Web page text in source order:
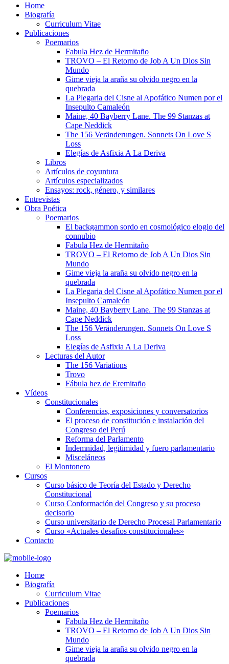
Home
Biografía
Curriculum Vitae​
Publicaciones
Poemarios
Fabula Hez de Hermitaño
TROVO – El Retorno de Job A Un Dios Sin
Mundo
Gime vieja la araña su olvido negro en la
quebrada
La Plegaria del Cisne al Apofático Numen por el
Insepulto Camaleón
Maine, 40 Bayberry Lane. The 99 Stanzas at
Cape Neddick
The 156 Veränderungen. Sonnets On Love S
Loss
Elegías de Asfixia A La Deriva
Libros
Artículos de coyuntura
Artículos especializados
Ensayos: rock, género, y similares
Entrevistas
Obra Poética
Poemarios
El backgammon sordo en cosmológico elogio del
connubio
Fabula Hez de Hermitaño
TROVO – El Retorno de Job A Un Dios Sin
Mundo
Gime vieja la araña su olvido negro en la
quebrada
La Plegaria del Cisne al Apofático Numen por el
Insepulto Camaleón
Maine, 40 Bayberry Lane. The 99 Stanzas at
Cape Neddick
The 156 Veränderungen. Sonnets On Love S
Loss
Elegías de Asfixia A La Deriva
Lecturas del Autor
The 156 Variations
Trovo
Fábula hez de Eremitaño
Vídeos
Constitucionales
Conferencias, exposiciones y conversatorios
El proceso de constitución e instalación del
Congreso del Perú
Reforma del Parlamento
Indemnidad, legitimidad y fuero parlamentario
Misceláneos
El Montonero
Cursos
Curso básico de Teoría del Estado y Derecho
Constitucional
Curso Conformación del Congreso y su proceso
decisorio
Curso universitario de Derecho Procesal Parlamentario
Curso «Actuales desafíos constitucionales»
Contacto
Home
Biografía
Curriculum Vitae​
Publicaciones
Poemarios
Fabula Hez de Hermitaño
TROVO – El Retorno de Job A Un Dios Sin
Mundo
Gime vieja la araña su olvido negro en la
quebrada